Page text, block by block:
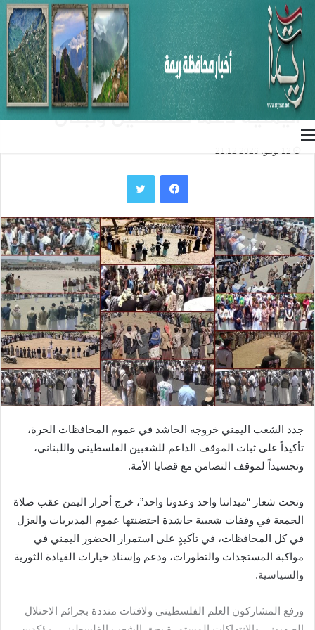
القائمة
الرئيسية
الأخبار الأخبار المحلية متابعات
خروج شعبي حاشد في المحافظات
اليمنية دعماً لفلسطين ولبنان
12 يونيو، 2026 21:12
فيسبوك تويتر
جدد الشعب اليمني خروجه الحاشد في عموم المحافظات الحرة،
تأكيداً على ثبات الموقف الداعم للشعبين الفلسطيني واللبناني،
وتجسيداً لموقف التضامن مع قضايا الأمة.
وتحت شعار “ميداننا واحد وعدونا واحد”، خرج أحرار اليمن عقب صلاة
الجمعة في وقفات شعبية حاشدة احتضنتها عموم المديريات والعزل
في كل المحافظات، في تأكيدٍ على استمرار الحضور اليمني في
مواكبة المستجدات والتطورات، ودعم وإسناد خيارات القيادة الثورية
والسياسية.
ورفع المشاركون العلم الفلسطيني ولافتات منددة بجرائم الاحتلال